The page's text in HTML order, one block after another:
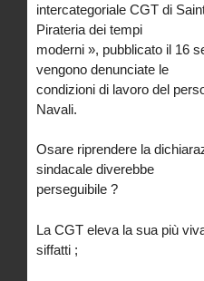
intercategoriale CGT di
Pirateria dei tempi
moderni », pubblicato il 16
vengono denunciate le
condizioni di lavoro del
Navali.
Osare riprendere la
sindacale diverebbe
perseguibile ?
La CGT eleva la sua più
siffatti ;